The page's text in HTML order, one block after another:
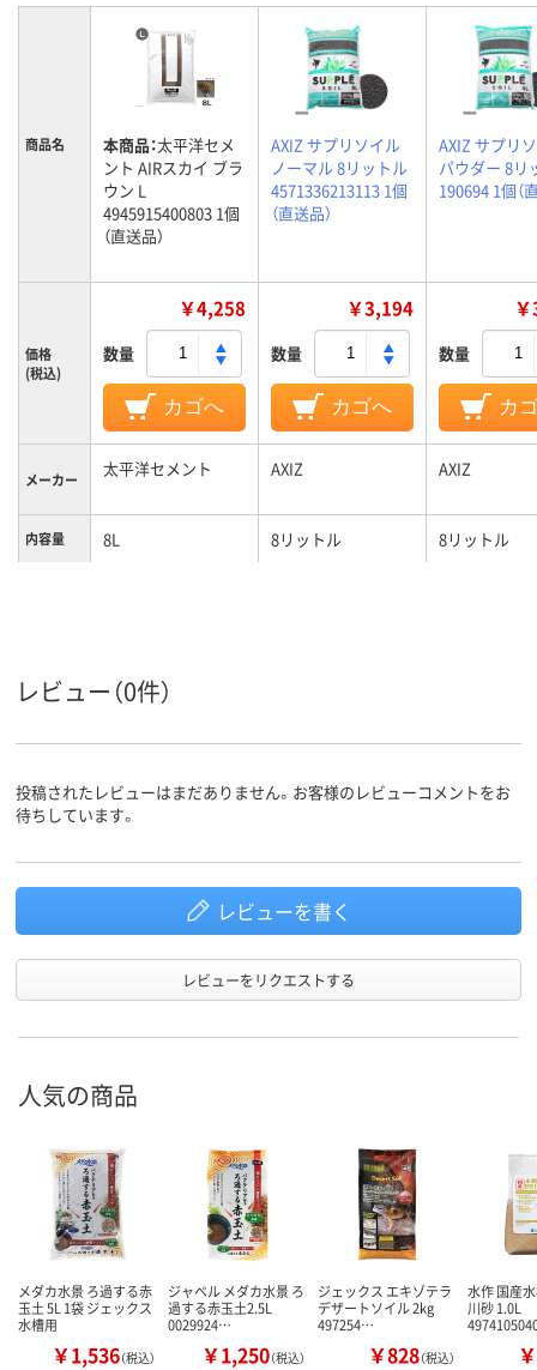
商品名 本商品：太平洋セメ
ント AIRスカイ ブラ
ウン L
4945915400803 1個
（直送品）
AXIZ サプリソイル
ノーマル 8リットル
4571336213113 1個
（直送品）
AXIZ サプリ
パウダー 8リ
190694 1個（
価格
(税込)
￥4,258
数量
カゴへ
￥3,194
数量
カゴへ
数量
カ
メーカー 太平洋セメント AXIZ AXIZ
内容量 8L 8リットル 8リットル
レビュー（0件）
投稿されたレビューはまだありません。お客様のレビューコメントをお
待ちしています。
レビューを書く
レビューをリクエストする
人気の商品
メダカ水景 ろ過する赤
玉土 5L 1袋 ジェックス
水槽用
￥1,536（税込）
ジャペル メダカ水景 ろ
過する赤玉土2.5L
0029924…
￥1,250（税込）
ジェックス エキゾテラ
デザートソイル 2kg
497254…
￥828（税込）
水作 国産
川砂 1.0L